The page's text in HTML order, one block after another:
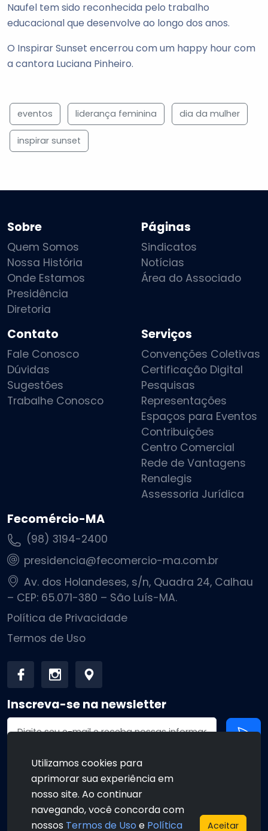
Naufel tem sido reconhecida pelo trabalho
educacional que desenvolve ao longo dos anos.
O Inspirar Sunset encerrou com um happy hour com
a cantora Luciana Pinheiro.
eventos liderança feminina dia da mulher
inspirar sunset
Sobre
Quem Somos
Nossa História
Onde Estamos
Presidência
Diretoria
Páginas
Sindicatos
Notícias
Área do Associado
Contato
Fale Conosco
Dúvidas
Sugestões
Trabalhe Conosco
Serviços
Convenções Coletivas
Certificação Digital
Pesquisas
Representações
Espaços para Eventos
Contribuições
Centro Comercial
Rede de Vantagens
Renalegis
Assessoria Jurídica
Fecomércio-MA
(98) 3194-2400
presidencia@fecomercio-ma.com.br
Av. dos Holandeses, s/n, Quadra 24, Calhau
– CEP: 65.071-380 – São Luís-MA.
Política de Privacidade
Termos de Uso
Inscreva-se na newsletter
Endereço de email
•
Utilizamos cookies para
aprimorar sua experiência em
nosso site. Ao continuar
navegando, você concorda com
nossos Termos de Uso e Política Aceitar